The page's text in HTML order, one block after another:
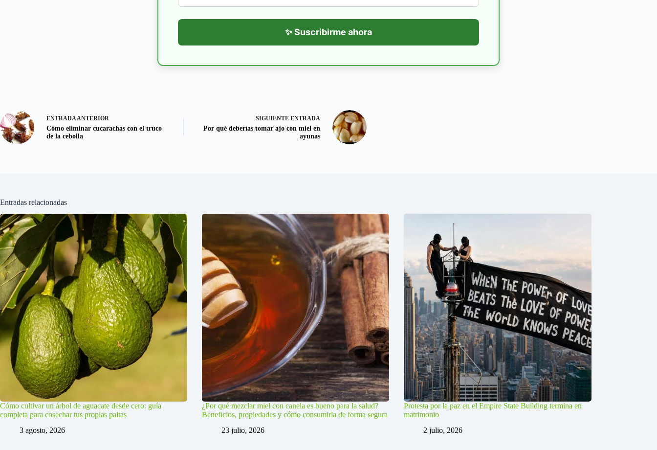
✨ Suscribirme ahora
ENTRADAANTERIOR
Cómo eliminar cucarachas con el truco
de la cebolla
SIGUIENTE ENTRADA
Por qué deberías tomar ajo con miel en
ayunas
Entradas relacionadas
Cómo cultivar un árbol de aguacate desde cero: guía
completa para cosechar tus propias paltas
3 agosto, 2026
¿Por qué mezclar miel con canela es bueno para la salud?
Beneficios, propiedades y cómo consumirla de forma segura
23 julio, 2026
Protesta por la paz en el Empire State Building termina en
matrimonio
2 julio, 2026